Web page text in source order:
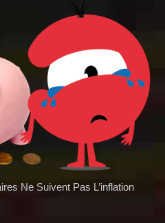
Ne Suivent Pas L’inflation